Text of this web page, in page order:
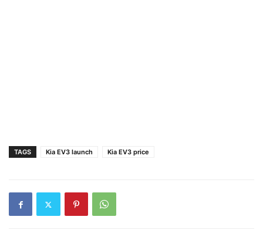
TAGS Kia EV3 launch Kia EV3 price